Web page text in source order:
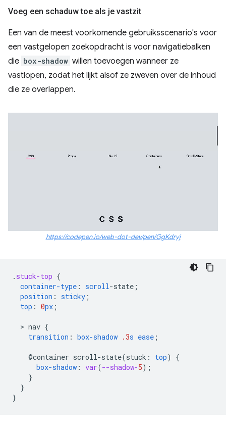
Voeg een schaduw toe als je vastzit
Een van de meest voorkomende gebruiksscenario's voor
een vastgelopen zoekopdracht is voor navigatiebalken
die box-shadow willen toevoegen wanneer ze
vastlopen, zodat het lijkt alsof ze zweven over de inhoud
die ze overlappen.
https://codepen.io/web-dot-dev/pen/GgKdryj
. stuck-top {
container-type : scroll-state ;
position : sticky ;
top : 0px ;
  >
nav {
transition : box-shadow .3s ease ;
@container scroll-state(stuck : top)
{
box-shadow : var(--shadow-5);
}
}
}